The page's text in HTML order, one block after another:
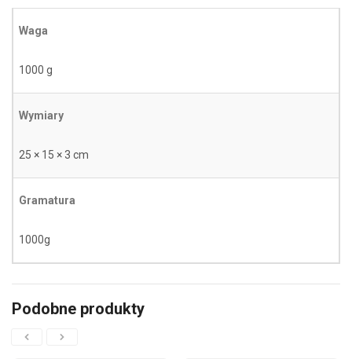
Waga
1000 g
Wymiary
25 × 15 × 3 cm
Gramatura
1000g
Podobne produkty